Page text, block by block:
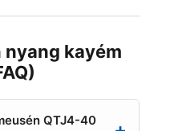
kayém
QTJ4-40